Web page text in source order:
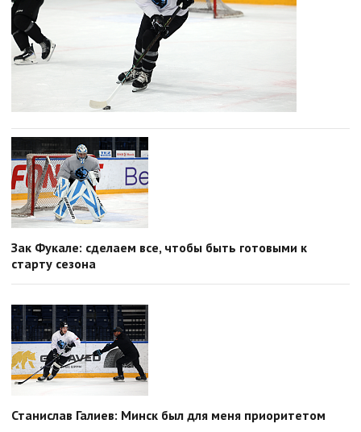
Зак Фукале: сделаем все, чтобы быть готовыми к
старту сезона
Станислав Галиев: Минск был для меня приоритетом